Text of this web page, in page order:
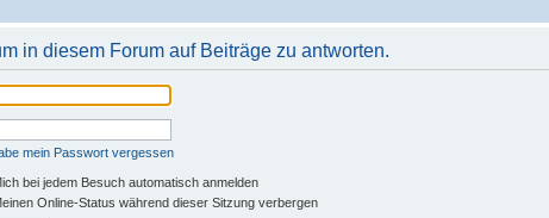
in diesem Forum auf Beiträge zu antworten.
mein Passwort vergessen
bei jedem Besuch automatisch anmelden
Online-Status während dieser Sitzung verbergen